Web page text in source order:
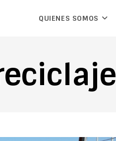
QUIENES SOMOS